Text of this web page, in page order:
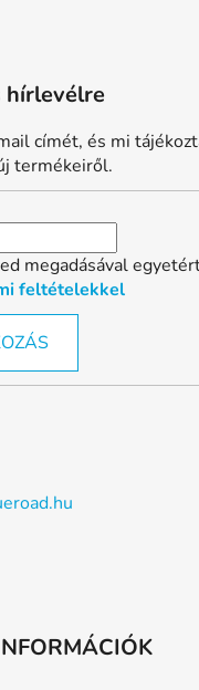
hírlevélre
címét, és mi
termékeiről.
megadásával
feltételekkel